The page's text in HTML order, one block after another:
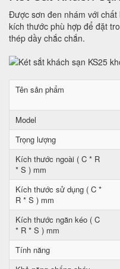
Được sơn đen nhám với
kích thước phù hợp để đặt
thép dầy chắc chắn.
Tên sản phẩm
Model
Trọng lượng
Kích thước ngoài ( C * R
* S ) mm
Kích thước sử dụng ( C *
R * S ) mm
Kích thước ngăn kéo ( C
* R * S ) mm
Tính năng